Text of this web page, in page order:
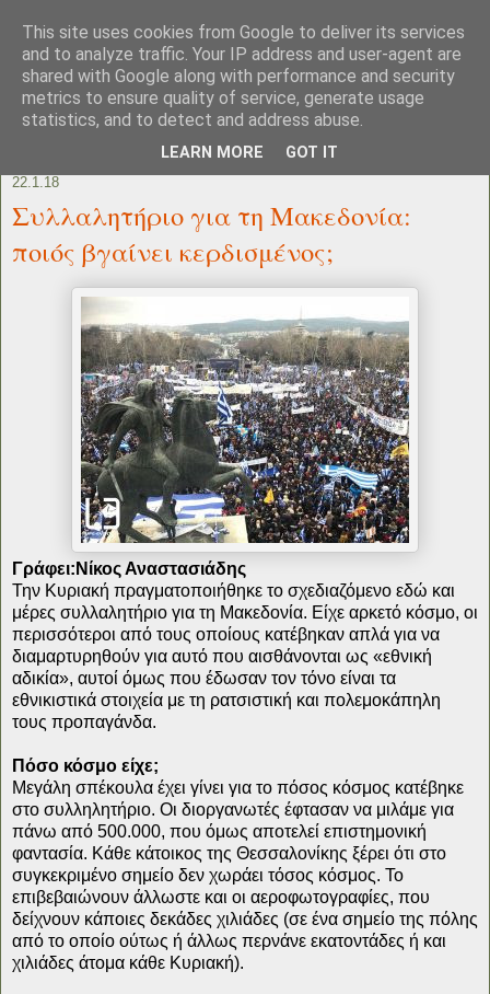
22.1.18
Συλλαλητήριο για τη Μακεδονία:
ποιός βγαίνει κερδισμένος;
Γράφει:Νίκος Αναστασιάδης
Την Κυριακή πραγματοποιήθηκε το σχεδιαζόμενο εδώ και
μέρες συλλαλητήριο για τη Μακεδονία. Είχε αρκετό κόσμο, οι
περισσότεροι από τους οποίους κατέβηκαν απλά για να
διαμαρτυρηθούν για αυτό που αισθάνονται ως «εθνική
αδικία», αυτοί όμως που έδωσαν τον τόνο είναι τα
εθνικιστικά στοιχεία με τη ρατσιστική και πολεμοκάπηλη
τους προπαγάνδα.
Πόσο κόσμο είχε;
Μεγάλη σπέκουλα έχει γίνει για το πόσος κόσμος κατέβηκε
στο συλληλητήριο. Οι διοργανωτές έφτασαν να μιλάμε για
πάνω από 500.000, που όμως αποτελεί επιστημονική
φαντασία. Κάθε κάτοικος της Θεσσαλονίκης ξέρει ότι στο
συγκεκριμένο σημείο δεν χωράει τόσος κόσμος. Το
επιβεβαιώνουν άλλωστε και οι αεροφωτογραφίες, που
δείχνουν κάποιες δεκάδες χιλιάδες (σε ένα σημείο της πόλης
από το οποίο ούτως ή άλλως περνάνε εκατοντάδες ή και
χιλιάδες άτομα κάθε Κυριακή).
This site uses cookies from Google to deliver its services
and to analyze traffic. Your IP address and user-agent are
shared with Google along with performance and security
metrics to ensure quality of service, generate usage
statistics, and to detect and address abuse.
LEARN MORE GOT IT